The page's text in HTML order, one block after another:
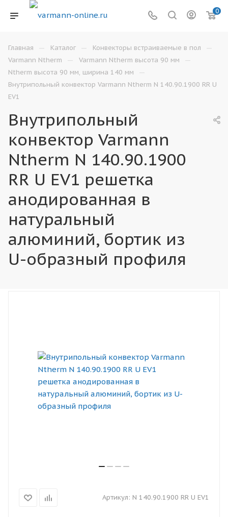
0
Главная — Каталог — Конвекторы встраиваемые в пол —
Varmann Ntherm — Varmann Ntherm высота 90 мм —
Ntherm высота 90 мм, ширина 140 мм —
Внутрипольный конвектор Varmann Ntherm N 140.90.1900 RR U
EV1
Внутрипольный
конвектор Varmann
Ntherm N 140.90.1900
RR U EV1 решетка
анодированная в
натуральный
алюминий, бортик из
U-образный профиля
Артикул: N 140.90.1900 RR U EV1